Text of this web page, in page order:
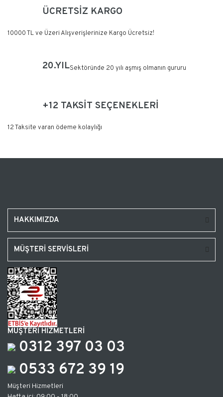
ÜCRETSİZ KARGO
10000 TL ve Üzeri Alışverişlerinize Kargo Ücretsiz!
20.YILSektöründe 20 yılı aşmış olmanın gururu
+12 TAKSİT SEÇENEKLERİ
12 Taksite varan ödeme kolaylığı
HAKKIMIZDA
MÜŞTERİ SERVİSLERİ
MÜŞTERİ HİZMETLERİ
0312 397 03 03
0533 672 39 19
Müşteri Hizmetleri